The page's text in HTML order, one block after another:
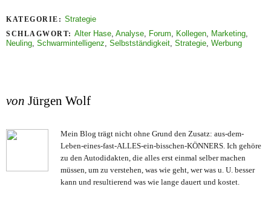
KATEGORIE: Strategie
SCHLAGWORT: Alter Hase, Analyse, Forum, Kollegen, Marketing,
Neuling, Schwarmintelligenz, Selbstständigkeit, Strategie, Werbung
von Jürgen Wolf
Mein Blog trägt nicht ohne Grund den Zusatz: aus-dem-
Leben-eines-fast-ALLES-ein-bisschen-KÖNNERS. Ich gehöre
zu den Autodidakten, die alles erst einmal selber machen
müssen, um zu verstehen, was wie geht, wer was u. U. besser
kann und resultierend was wie lange dauert und kostet.